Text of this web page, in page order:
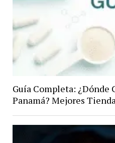
Guía Completa: ¿Dónde
Panamá? Mejores